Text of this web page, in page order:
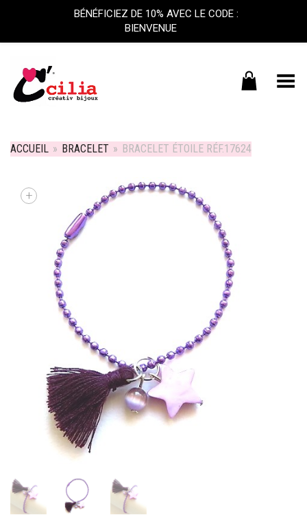
Basculer le menu
ACCUEIL » BRACELET » BRACELET ÉTOILE RÉF.17624
+
BÉNÉFICIEZ DE 10% AVEC LE CODE :
BIENVENUE